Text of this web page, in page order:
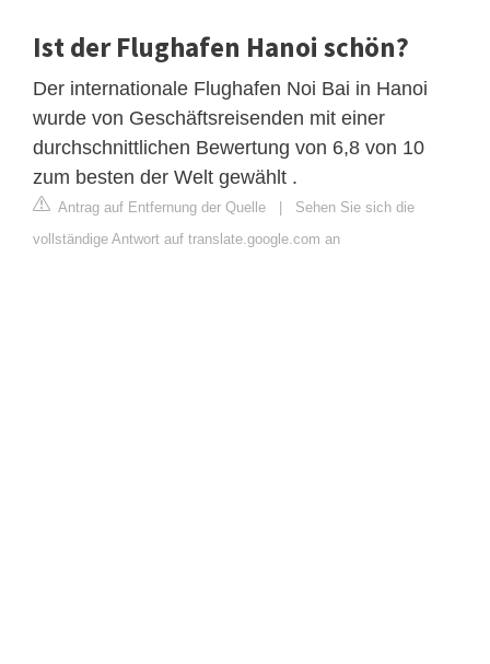
Ist der Flughafen Hanoi schön?
Der internationale Flughafen Noi Bai in Hanoi
wurde von Geschäftsreisenden mit einer
durchschnittlichen Bewertung von 6,8 von 10
zum besten der Welt gewählt .
Antrag auf Entfernung der Quelle | Sehen Sie sich die
vollständige Antwort auf translate.google.com an